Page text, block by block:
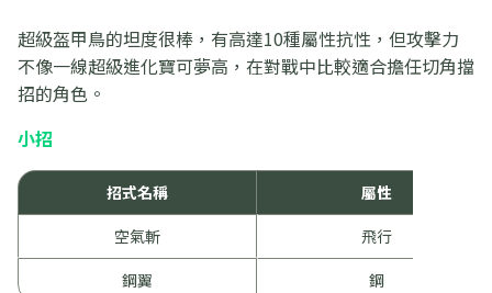
超級盔甲鳥的坦度很棒，有高達10種屬性抗性，但攻擊力
不像一線超級進化寶可夢高，在對戰中比較適合擔任切角擋
招的角色。
小招
招式名稱
屬性
空氣斬
飛行
鋼翼
鋼